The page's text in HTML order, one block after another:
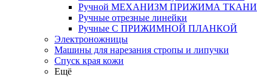
Ручной МЕХАНИЗМ ПРИЖИМА ТКАНИ
Ручные отрезные линейки
Ручные С ПРИЖИМНОЙ ПЛАНКОЙ
Электроножницы
Машины для нарезания стропы и липучки
Спуск края кожи
Ещё